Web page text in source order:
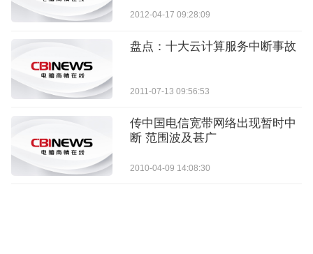
2012-04-17 09:28:09
盘点：十大云计算服务中断事故
2011-07-13 09:56:53
传中国电信宽带网络出现暂时中
断 范围波及甚广
2010-04-09 14:08:30